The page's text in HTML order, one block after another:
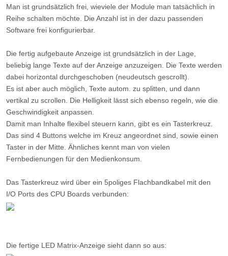
Man ist grundsätzlich frei, wieviele der Module man tatsächlich in
Reihe schalten möchte. Die Anzahl ist in der dazu passenden
Software frei konfigurierbar.
Die fertig aufgebaute Anzeige ist grundsätzlich in der Lage,
beliebig lange Texte auf der Anzeige anzuzeigen. Die Texte werden
dabei horizontal durchgeschoben (neudeutsch gescrollt).
Es ist aber auch möglich, Texte autom. zu splitten, und dann
vertikal zu scrollen. Die Helligkeit lässt sich ebenso regeln, wie die
Geschwindigkeit anpassen.
Damit man Inhalte flexibel steuern kann, gibt es ein Tasterkreuz.
Das sind 4 Buttons welche im Kreuz angeordnet sind, sowie einen
Taster in der Mitte. Ähnliches kennt man von vielen
Fernbedienungen für den Medienkonsum.
Das Tasterkreuz wird über ein 5poliges Flachbandkabel mit den
I/O Ports des CPU Boards verbunden:
Die fertige LED Matrix-Anzeige sieht dann so aus: